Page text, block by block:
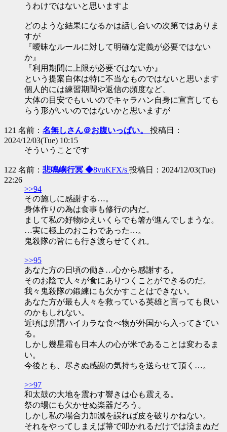
うわけではないと思いますよ
どのような結果になるかは話し合いの次第ではありま
すが
『曖昧なルールに対して明確な定義が必要ではない
か』
『利用期間に上限が必要ではないか』
という提案自体は特に不当なものではないと思います
個人的には練習期間や返信の頻度など、
大体の目安でもいいのでキャラハン自身に宣言しても
らう形がいいのではないかと思いますが
121 名前： 名無しさん＠お腹いっぱい。 投稿日：
2024/12/03(Tue) 10:15
そういうことです
122 名前： 悲鳴嶼行冥 ◆8vuKFX/s 投稿日：2024/12/03(Tue)
22:26
>>94
その施しに感謝する…。
身体作りの為は食事も修行の内だ。
まして私の好物ゆえいくらでも箸が進んでしまうな。
…実に極上のおこわであった…。
鬼殺隊の皆にも行き渡らせてくれ。
>>95
あなた方の日頃の働き…心から感謝する。
そのお陰で人々が食にありつくことができるのだ。
我々鬼殺隊の鍛練にも欠かすことはできない。
あなた方が最も人々を救っている英雄と言っても良い
のかもしれない。
近頃は所謂ハイカラな食べ物が外国から入ってきてい
る。
しかし幾星霜も日本人の心が米であることは変わるま
い。
今後とも、尽きぬ感謝の気持ちを送らせて頂く…。
>>97
和太鼓の大地を震わす響きは心も震える。
祭の場にも欠かせぬ楽器だろう。
しかし私の場合力加減を誤れば皮を破りかねない。
それをやってしまえば箒で叩かれるだけでは済まぬだ